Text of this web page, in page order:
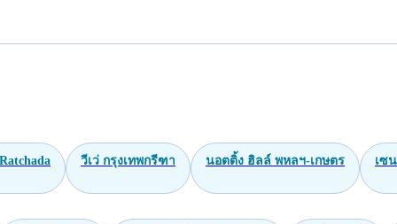
วีเว่ กรุงเทพกรีฑา นอตติ้ง ฮิลล์ พหลฯ-เกษตร เซ